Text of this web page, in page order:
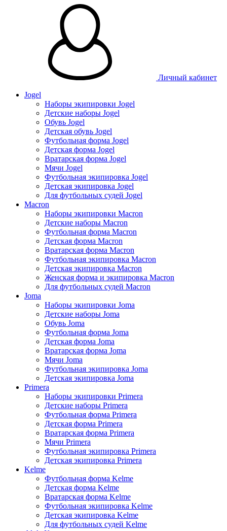
Личный кабинет
Jogel
Наборы экипировки Jogel
Детские наборы Jogel
Обувь Jogel
Детская обувь Jogel
Футбольная форма Jogel
Детская форма Jogel
Вратарская форма Jogel
Мячи Jogel
Футбольная экипировка Jogel
Детская экипировка Jogel
Для футбольных судей Jogel
Macron
Наборы экипировки Macron
Детские наборы Macron
Футбольная форма Macron
Детская форма Macron
Вратарская форма Macron
Футбольная экипировка Macron
Детская экипировка Macron
Женская форма и экипировка Macron
Для футбольных судей Macron
Joma
Наборы экипировки Joma
Детские наборы Joma
Обувь Joma
Футбольная форма Joma
Детская форма Joma
Вратарская форма Joma
Мячи Joma
Футбольная экипировка Joma
Детская экипировка Joma
Primera
Наборы экипировки Primera
Детские наборы Primera
Футбольная форма Primera
Детская форма Primera
Вратарская форма Primera
Мячи Primera
Футбольная экипировка Primera
Детская экипировка Primera
Kelme
Футбольная форма Kelme
Детская форма Kelme
Вратарская форма Kelme
Футбольная экипировка Kelme
Детская экипировка Kelme
Для футбольных судей Kelme